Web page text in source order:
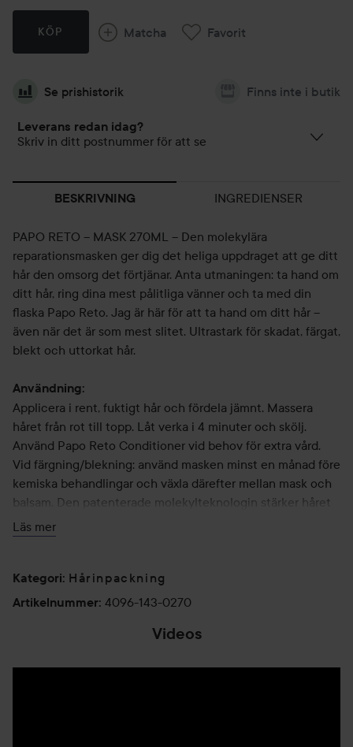
KÖP Matcha Favorit
Se prishistorik Finns inte i butik
Leverans redan idag?
Skriv in ditt postnummer för att se
BESKRIVNING INGREDIENSER
PAPO RETO – MASK 270ML – Den molekylära
reparationsmasken ger dig det heliga uppdraget att ge ditt
hår den omsorg det förtjänar. Anta utmaningen: ta hand om
ditt hår, ring dina mest pålitliga vänner och ta med din
flaska Papo Reto. Jag är här för att ta hand om ditt hår –
även när det är som mest slitet. Ultrastark för skadat, färgat,
blekt och uttorkat hår.
Användning:
Applicera i rent, fuktigt hår och fördela jämnt. Massera
håret från rot till topp. Låt verka i 4 minuter och skölj.
Använd Papo Reto Conditioner vid behov för extra vård.
Vid färgning/blekning: använd masken minst en månad före
kemiska behandlingar och växla därefter mellan mask och
balsam. Den patenterade molekylteknologin stärker håret
inifrån och ut, penetrerar djupt in i hårfiberns cortex,
förbättrar hanterbarheten hos kemiskt skadat hår och ger
gånger om håret är i kris.
270 ml
Läs mer
Kategori: Hårinpackning
Artikelnummer: 4096-143-0270
Videos